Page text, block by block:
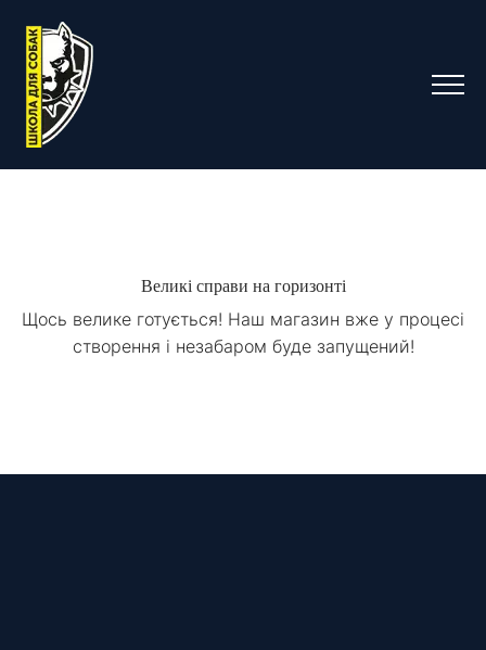
Великі справи на горизонті
Щось велике готується! Наш магазин вже у процесі
створення і незабаром буде запущений!